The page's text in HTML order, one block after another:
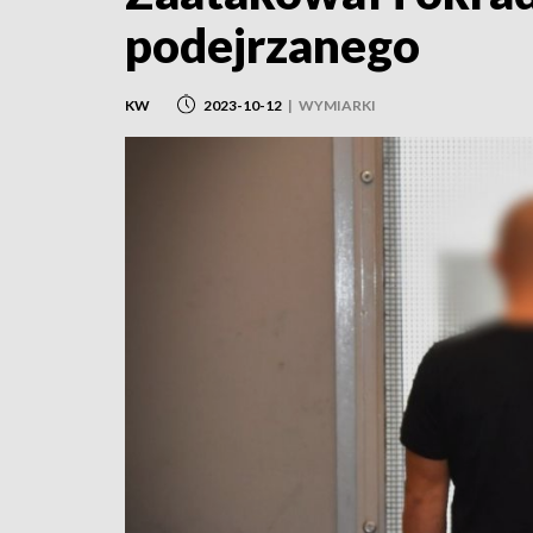
podejrzanego
KW 2023-10-12 | WYMIARKI